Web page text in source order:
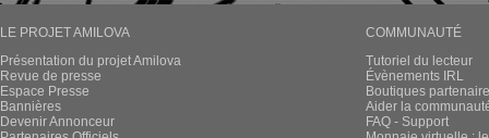
LE PROJET AMILOVA
Présentation du projet Amilova
Revue de presse
Espace Presse
Bannières
Devenir Annonceur
COMMUNAUTÉ
Tutoriel du lecteur
Évènements IRL
Boutiques
Aider la
FAQ - Support